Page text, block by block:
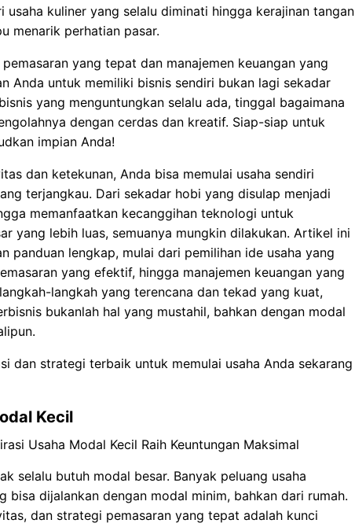
usaha kuliner yang selalu diminati hingga kerajinan tangan
menarik perhatian pasar.
yang tepat dan manajemen keuangan yang
Anda untuk memiliki bisnis sendiri bukan lagi sekadar
yang menguntungkan selalu ada, tinggal bagaimana
dengan cerdas dan kreatif. Siap-siap untuk
impian Anda!
dan ketekunan, Anda bisa memulai usaha sendiri
terjangkau. Dari sekadar hobi yang disulap menjadi
memanfaatkan kecanggihan teknologi untuk
yang lebih luas, semuanya mungkin dilakukan. Artikel ini
panduan lengkap, mulai dari pemilihan ide usaha yang
yang efektif, hingga manajemen keuangan yang
langkah yang terencana dan tekad yang kuat,
bukanlah hal yang mustahil, bahkan dengan modal
dan strategi terbaik untuk memulai usaha Anda sekarang
Kecil
selalu butuh modal besar. Banyak peluang usaha
bisa dijalankan dengan modal minim, bahkan dari rumah.
dan strategi pemasaran yang tepat adalah kunci